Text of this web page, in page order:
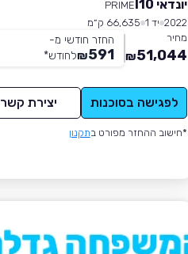
יונדאי I10
PRIME
2022 יד 1
66,635 ק״מ
מחיר
51,044
₪
החזר חודשי מ-
591
₪לחודש*
לפגישה בסוכנות יצירת קשר
*חישוב ההחזר מפורט בתקנון